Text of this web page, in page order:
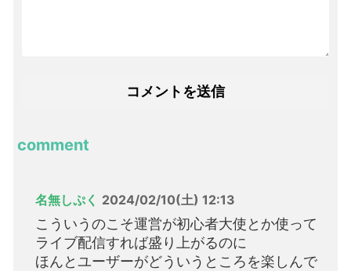
comment
名無しぷく 2024/02/10(土) 12:13
こういうのこそ運営が初心者大使とか使って
ライブ配信すれば盛り上がるのに
ほんとユーザーがどういうところを楽しんで